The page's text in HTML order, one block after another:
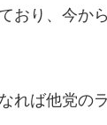
おり、今か
れば他党の